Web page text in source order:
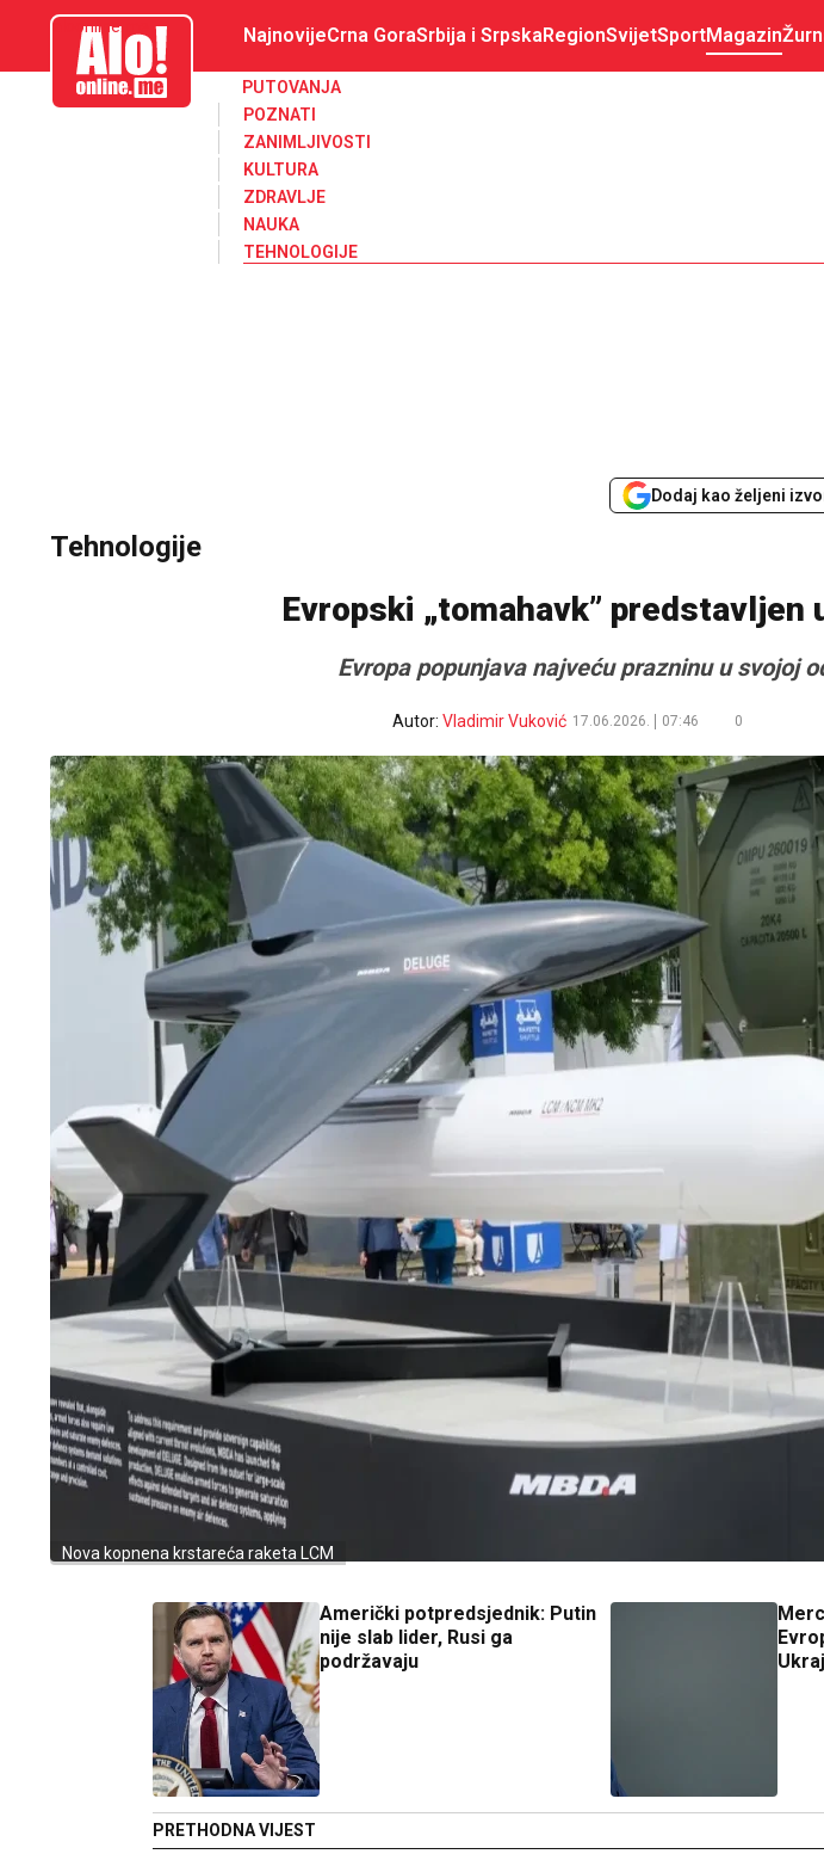
aloonline.me NajnovijeCrna GoraSrbija i SrpskaRegionSvijetSportMagazin
PUTOVANJA
POZNATI
ZANIMLJIVOSTI
KULTURA
ZDRAVLJE
NAUKA
TEHNOLOGIJE
Dodaj kao željeni
Tehnologije
Evropski „tomahavk” predstavljen
Evropa popunjava najveću prazninu u svojoj
Autor: Vladimir Vuković 17.06.2026. 07:46 0
Nova kopnena krstareća raketa LCM
Američki potpredsjednik: Putin
nije slab lider, Rusi ga
podržavaju
PRETHODNA VIJEST